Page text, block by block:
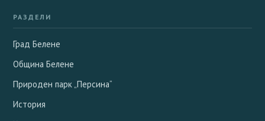
РАЗДЕЛИ
Град Белене
Община Белене
Природен парк „Персина“
История